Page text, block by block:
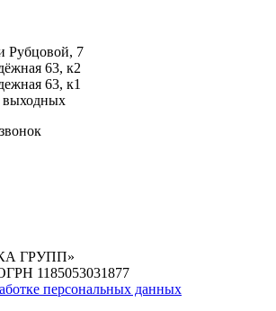
Рубцовой, 7
63, к2
63, к1
выходных
ГРУПП»
1185053031877
персональных данных